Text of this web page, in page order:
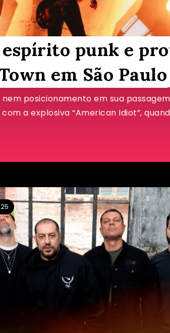
espírito punk e
em São Paulo
posicionamento em sua
a explosiva “American Idiot”,